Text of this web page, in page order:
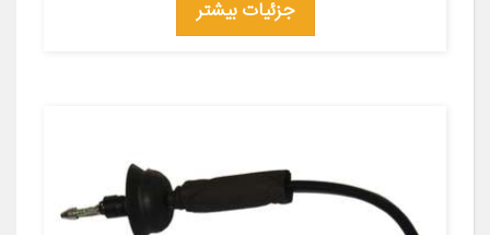
جزئیات بیشتر